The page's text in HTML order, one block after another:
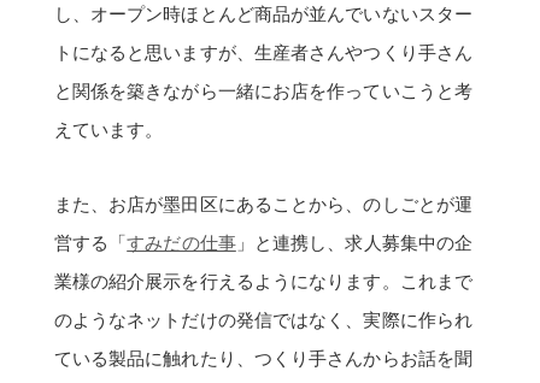
し、オープン時ほとんど商品が並んでいないスター
トになると思いますが、生産者さんやつくり手さん
と関係を築きながら一緒にお店を作っていこうと考
えています。
また、お店が墨田区にあることから、のしごとが運
営する「すみだの仕事」と連携し、求人募集中の企
業様の紹介展示を行えるようになります。これまで
のようなネットだけの発信ではなく、実際に作られ
ている製品に触れたり、つくり手さんからお話を聞